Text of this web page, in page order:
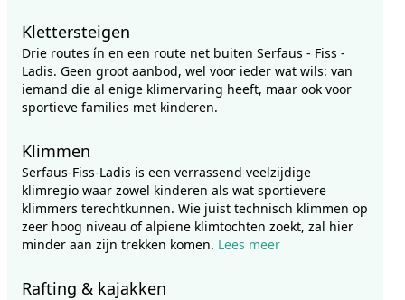
Klettersteigen
Drie routes ín en een route net buiten Serfaus - Fiss -
Ladis. Geen groot aanbod, wel voor ieder wat wils: van
iemand die al enige klimervaring heeft, maar ook voor
sportieve families met kinderen.
Klimmen
Serfaus-Fiss-Ladis is een verrassend veelzijdige
klimregio waar zowel kinderen als wat sportievere
klimmers terechtkunnen. Wie juist technisch klimmen op
zeer hoog niveau of alpiene klimtochten zoekt, zal hier
minder aan zijn trekken komen. Lees meer
Rafting & kajakken